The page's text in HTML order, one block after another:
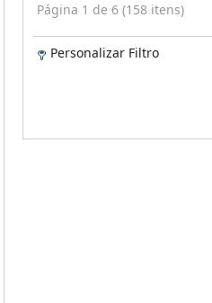
Página 1 de 6 (158 itens)
Personalizar Filtro